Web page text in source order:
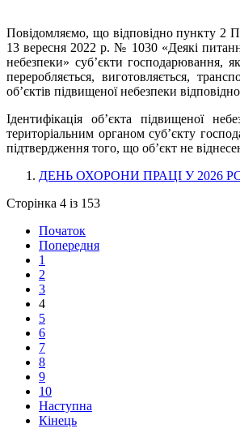
Повідомляємо, що відповідно пункту 2
13 вересня 2022 р. № 1030 «Деякі
небезпеки» суб’єкти господарювання,
переробляється, виготовляється,
об’єктів підвищеної небезпеки
Ідентифікація об’єкта підвищеної
територіальним органом суб’єкту
підтвердження того, що об’єкт не
ДЕНЬ ОХОРОНИ ПРАЦІ У 2026
Сторінка 4 із 153
Початок
Попередня
1
2
3
4
5
6
7
8
9
10
Наступна
Кінець